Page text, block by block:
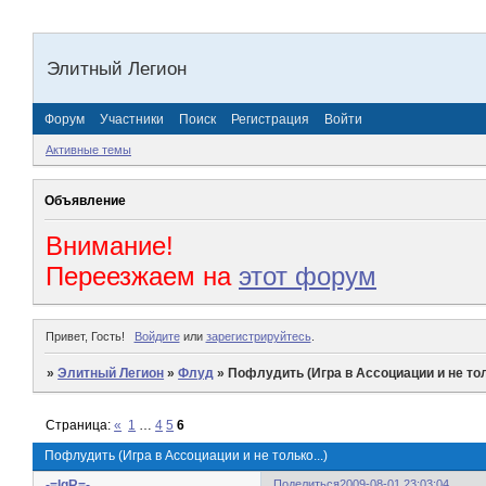
Элитный Легион
Форум Участники Поиск Регистрация Войти
Активные темы
Объявление
Внимание!
Переезжаем на этот форум
Привет, Гость! Войдитеили зарегистрируйтесь.
»Элитный Легион »Флуд » Пофлудить (Игра в Ассоциации и не
Пофлудить (Игра в Ассоциации и не только...)
Страница:« 1 … 4 5 6